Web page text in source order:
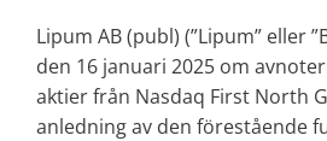
Lipum AB (publ) (”Lipum” eller
den 16 januari 2025 om
aktier från Nasdaq First North
anledning av den förestående